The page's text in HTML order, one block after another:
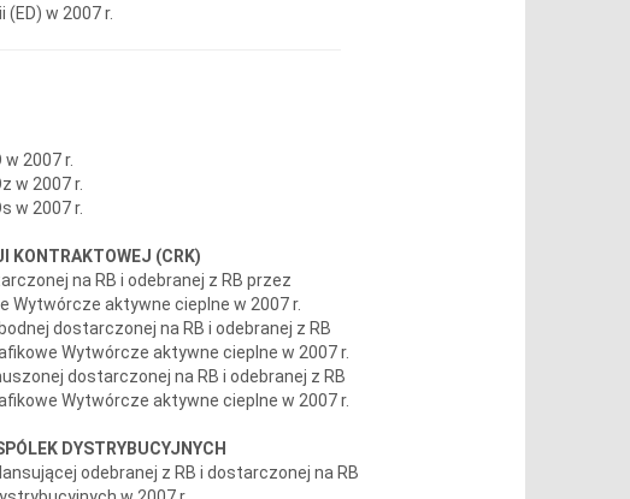
w 2007 r.
2007 r.
w 2007 r.
w 2007 r.
KONTRAKTOWEJ (CRK)
na RB i odebranej z RB przez
aktywne cieplne w 2007 r.
dostarczonej na RB i odebranej z RB
Wytwórcze aktywne cieplne w 2007 r.
dostarczonej na RB i odebranej z RB
Wytwórcze aktywne cieplne w 2007 r.
DYSTRYBUCYJNYCH
odebranej z RB i dostarczonej na RB